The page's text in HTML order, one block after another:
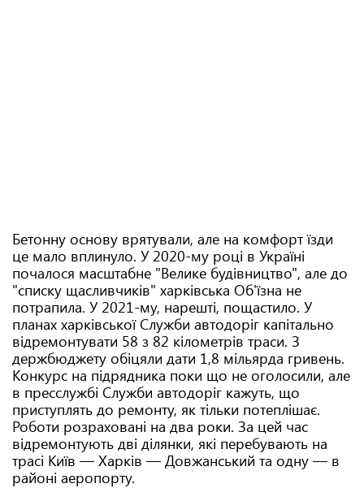
Бетонну основу врятували, але на комфорт їзди
це мало вплинуло. У 2020-му році в Україні
почалося масштабне "Велике будівництво", але до
"списку щасливчиків" харківська Об'їзна не
потрапила. У 2021-му, нарешті, пощастило. У
планах харківської Служби автодоріг капітально
відремонтувати 58 з 82 кілометрів траси. З
держбюджету обіцяли дати 1,8 мільярда гривень.
Конкурс на підрядника поки що не оголосили, але
в пресслужбі Служби автодоріг кажуть, що
приступлять до ремонту, як тільки потеплішає.
Роботи розраховані на два роки. За цей час
відремонтують дві ділянки, які перебувають на
трасі Київ — Харків — Довжанський та одну — в
районі аеропорту.